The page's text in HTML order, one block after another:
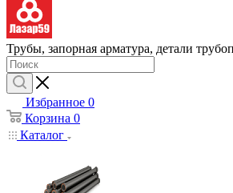
Трубы, запорная арматура, детали
Избранное 0
Корзина 0
Каталог